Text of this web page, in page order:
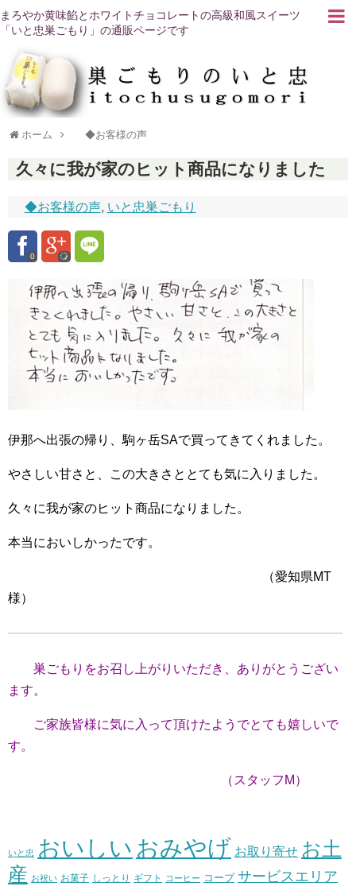
まろやか黄味餡とホワイトチョコレートの高級和風スイーツ
「いと忠巣ごもり」の通販ページです
ホーム ◆お客様の声
久々に我が家のヒット商品になりました
◆お客様の声, いと忠巣ごもり
0
伊那へ出張の帰り、駒ヶ岳SAで買ってきてくれました。
やさしい甘さと、この大きさととても気に入りました。
久々に我が家のヒット商品になりました。
本当においしかったです。
（愛知県MT
様）
巣ごもりをお召し上がりいただき、ありがとうござい
ます。
ご家族皆様に気に入って頂けたようでとても嬉しいで
す。
（スタッフM）
いと忠 おいしい おみやげ お取り寄せ お土
産 お祝い お菓子 しっとり ギフト コーヒー コープ サービスエリア